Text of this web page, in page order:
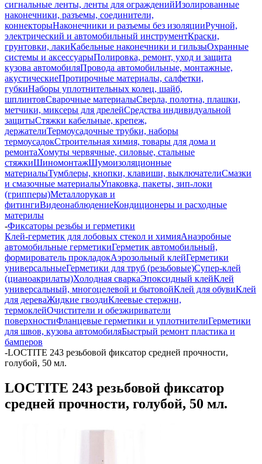
сигнальные ленты, ленты для огражденийИзолированные
наконечники, разъемы, соединители,
коннекторыНаконечники и разъемы без изоляцииРучной,
электрический и автомобильный инструментКраски,
грунтовки, лакиКабельные наконечники и гильзыОхранные
системы и аксессуарыПолировка, ремонт, уход и защита
кузова автомобиляПровода автомобильные, монтажные,
акустическиеПротирочные материалы, салфетки,
губкиНаборы уплотнительных колец, шайб,
шплинтовСварочные материалыСверла, полотна, плашки,
метчики, миксеры для дрелейСредства индивидуальной
защитыСтяжки кабельные, крепеж,
держателиТермоусадочные трубки, наборы
термоусадокСтроительная химия, товары для дома и
ремонтаХомуты червячные, силовые, стальные
стяжкиШиномонтажШумоизоляционные
материалыТумблеры, кнопки, клавиши, выключателиСмазки
и смазочные материалыУпаковка, пакеты, зип-локи
(грипперы)Металлорукав и
фитингиВидеонаблюдениеКондиционеры и расходные
материлы
-Фиксаторы резьбы и герметики
Клей-герметик для лобовых стекол и химияАнаэробные
автомобильные герметикиГерметик автомобильный,
формирователь прокладокАэрозольный клейГерметики
универсальныеГерметики для труб (резьбовые)Супер-клей
(цианоакрилаты)Холодная сваркаЭпоксидный клейКлей
универсальный, многоцелевой и бытовойКлей для обувиКлей
для дереваЖидкие гвоздиКлеевые стержни,
термоклейОчистители и обезжириватели
поверхностиФланцевые герметики и уплотнителиГерметики
для швов, кузова автомобиляБыстрый ремонт пластика и
бамперов
-LOCTITE 243 резьбовой фиксатор средней прочности,
голубой, 50 мл.
LOCTITE 243 резьбовой фиксатор
средней прочности, голубой, 50 мл.